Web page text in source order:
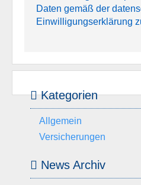
Daten gemäß der
Einwilligungserklärung
Kategorien
Allgemein
Versicherungen
News Archiv